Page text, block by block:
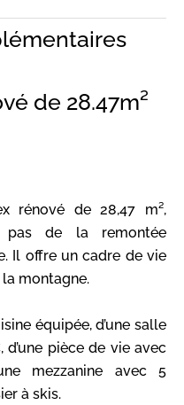
de 28.47m²
rénové de 28,47 m²,
pas de la remontée
Il offre un cadre de vie
montagne.
équipée, d’une salle
pièce de vie avec
mezzanine avec 5
à skis.